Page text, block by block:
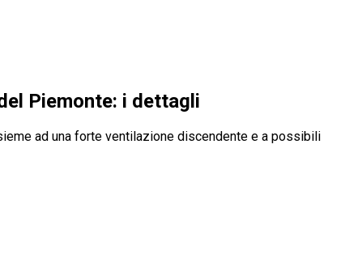
Piemonte: i dettagli
ad una forte ventilazione discendente e a possibili